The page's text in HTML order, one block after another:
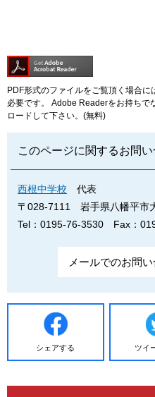
PDF形式のファイルをご覧頂く場合
必要です。
Adobe Readerをお持ちで
ロードして下さい。(無料)
このページに関するお問
西根中学校
代表
〒028-7111
岩手県八幡平市
Tel：0195-76-3530
Fax：
メールでのお問
シェアする ツイ